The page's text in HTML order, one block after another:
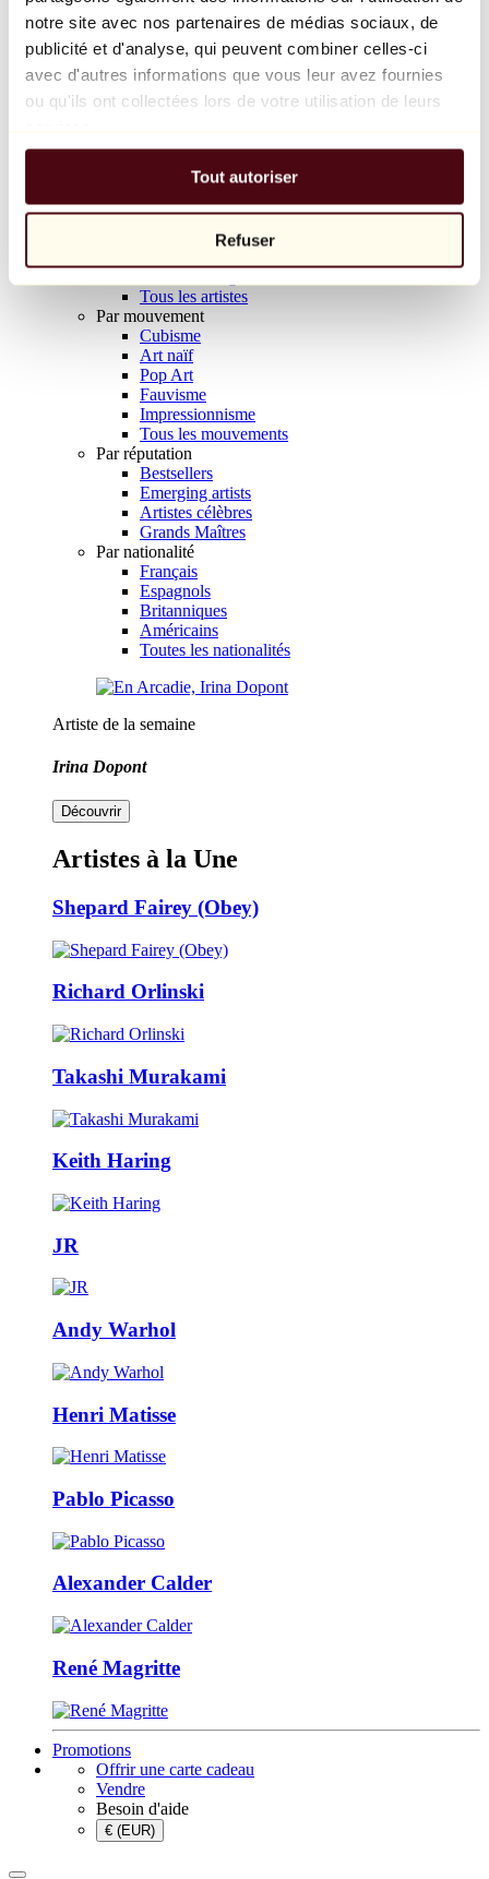
notre site avec nos partenaires de médias sociaux, de
publicité et d'analyse, qui peuvent combiner celles-ci
avec d'autres informations que vous leur avez fournies
ou qu'ils ont collectées lors de votre utilisation de leurs
Tout autoriser
Refuser
Balloon Dog (Orange)
Jeff Koons
10 000 €
Parcourir
Tous les sculpteurs
Tous les photographes
Tous les artistes
Par mouvement
Cubisme
Art naïf
Pop Art
Fauvisme
Impressionnisme
Tous les mouvements
Par réputation
Bestsellers
Emerging artists
Artistes célèbres
Grands Maîtres
Par nationalité
Français
Espagnols
Britanniques
Américains
Toutes les nationalités
Artiste de la semaine
Irina Dopont
Découvrir
Artistes à la Une
Shepard Fairey (Obey)
Richard Orlinski
Takashi Murakami
Keith Haring
JR
Andy Warhol
Henri Matisse
Pablo Picasso
Alexander Calder
René Magritte
Promotions
Offrir une carte cadeau
Vendre
Besoin d'aide
€ (EUR)